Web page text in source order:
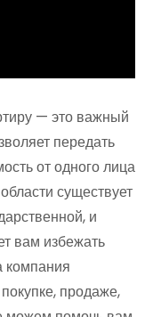
— это важный
передать
от одного лица
существует
и
вам избежать
компания
продаже,